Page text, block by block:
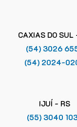
CAXIAS DO SUL
(54) 3026
(54) 2024-
IJUÍ - RS
(55) 3040